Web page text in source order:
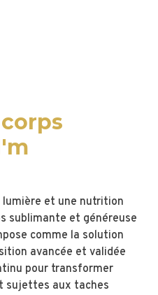
lumière et une nutrition
sublimante et généreuse
comme la solution
avancée et validée
pour transformer
sujettes aux taches